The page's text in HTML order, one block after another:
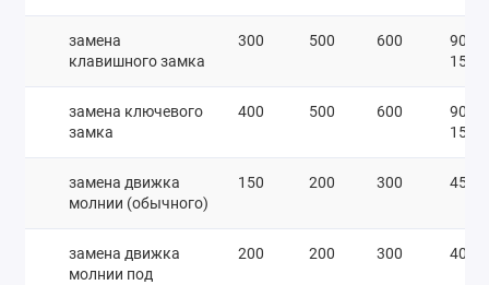
замена
клавишного замка
300 500 600
900-
1500
замена ключевого
замка
400 500 600
900-
1500
замена движка
молнии (обычного)
150 200 300 450
замена движка
молнии под
200 200 300 400